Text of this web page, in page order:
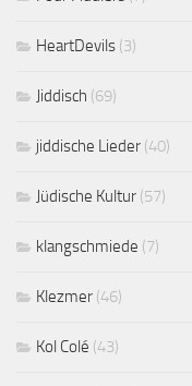
HeartDevils (3)
Jiddisch (69)
jiddische Lieder (40)
Jüdische Kultur (57)
klangschmiede (7)
Klezmer (46)
Kol Colé (43)